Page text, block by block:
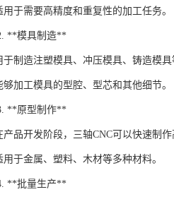
于需要高精度和重复性的加工任务。
**模具制造**
制造注塑模具、冲压模具、铸造模具
加工模具的型腔、型芯和其他细节。
**原型制作**
品开发阶段，三轴CNC可以快速制作
于金属、塑料、木材等多种材料。
**批量生产**